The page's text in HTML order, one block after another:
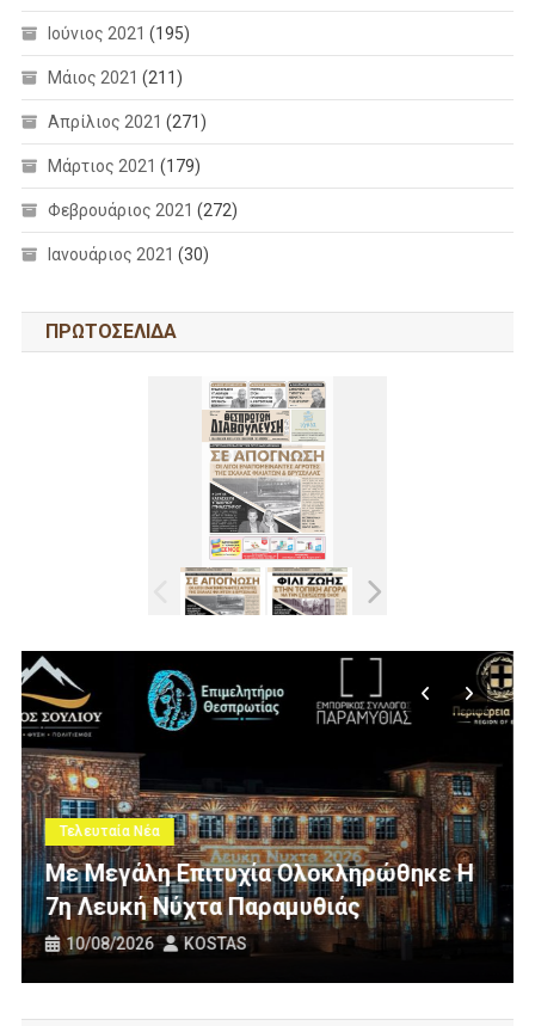
Ιούνιος 2021 (195)
Μάιος 2021 (211)
Απρίλιος 2021 (271)
Μάρτιος 2021 (179)
Φεβρουάριος 2021 (272)
Ιανουάριος 2021 (30)
ΠΡΩΤΟΣΕΛΙΔΑ
Η
Τελευταία Νέα
Νέα Σύνθεση Στο Δ.Σ. Του
Εργαζομένων ΟΤΑ Θεσπρωτίας
Από Παραίτηση Μέλους
07/08/2026 KOSTAS